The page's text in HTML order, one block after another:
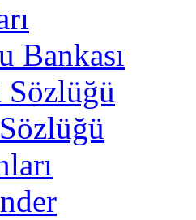
Bankası